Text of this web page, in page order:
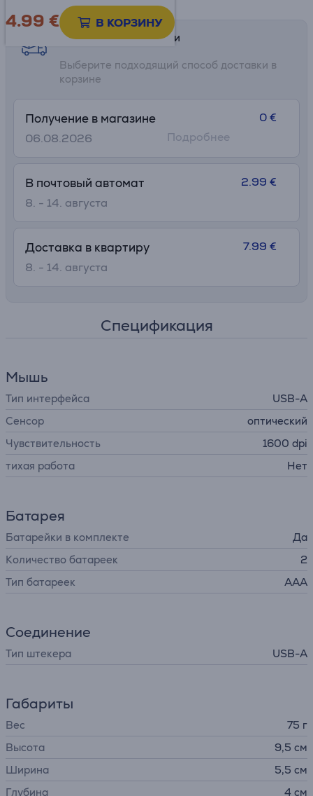
4.99 € В КОРЗИНУ
Возможности доставки
Выберите подходящий способ доставки в
корзине
Получение в магазине
06.08.2026
0 €
Подробнее
В почтовый автомат
8. - 14. августа
2.99 €
Доставка в квартиру
8. - 14. августа
7.99 €
Спецификация
Мышь
Тип интерфейса
USB-A
Сенсор
оптический
Чувствительность
1600 dpi
тихая работа
Нет
Батарея
Батарейки в комплекте
Да
Количество батареек
2
Тип батареек
AAA
Соединение
Тип штекера USB-A
Габариты
Вес
75 г
Высота
9,5 см
Ширина
5,5 см
Глубина
4 см